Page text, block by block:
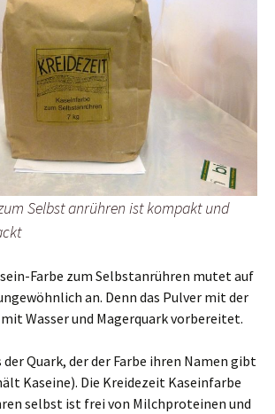
Selbst anrühren ist kompakt und
Farbe zum Selbstanrühren mutet auf
an. Denn das Pulver mit der
Wasser und Magerquark vorbereitet.
Quark, der der Farbe ihren Namen gibt
Kaseine). Die Kreidezeit Kaseinfarbe
selbst ist frei von Milchproteinen und